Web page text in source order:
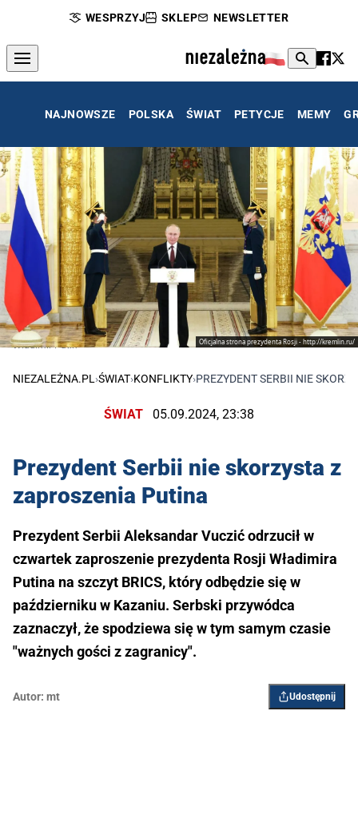
WESPRZYJ SKLEP NEWSLETTER
NAJNOWSZE POLSKA ŚWIAT PETYCJE MEMY
Oficjalna strona prezydenta Rosji - http://kremlin.ru/
Władimir Putin
NIEZALEŻNA.PL ›ŚWIAT›KONFLIKTY›PREZYDENT SERBII NIE
ŚWIAT 05.09.2024, 23:38
Prezydent Serbii nie skorzysta z
zaproszenia Putina
Prezydent Serbii Aleksandar Vuczić odrzucił w
czwartek zaproszenie prezydenta Rosji Władimira
Putina na szczyt BRICS, który odbędzie się w
październiku w Kazaniu. Serbski przywódca
zaznaczył, że spodziewa się w tym samym czasie
"ważnych gości z zagranicy".
Autor: mt Udostępnij